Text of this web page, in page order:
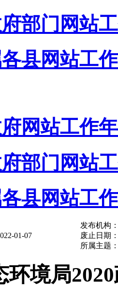
部门网站
县网站工
网站工作
部门网站
县网站工
发布机构
01-07
废止日期
所属主题
环境局